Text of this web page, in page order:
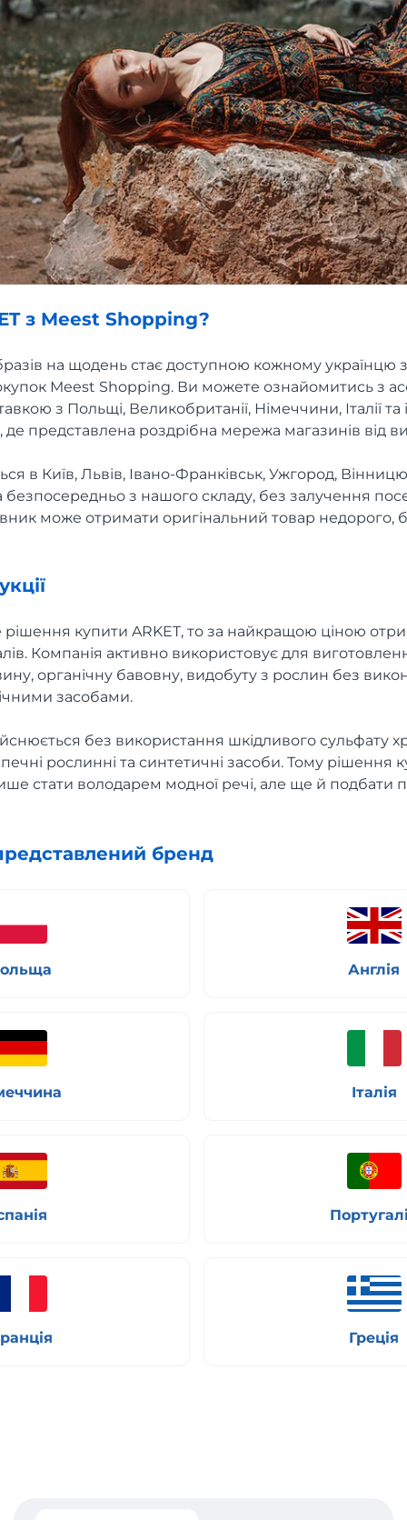
з Meest Shopping?
на щодень стає доступною кожному українцю
Meest Shopping. Ви можете ознайомитись з
з Польщі, Великобританії, Німеччини, Італії та
де представлена роздрібна мережа магазинів від
в Київ, Львів, Івано-Франківськ, Ужгород,
безпосередньо з нашого складу, без залучення
може отримати оригінальний товар недорого,
купити ARKET, то за найкращою ціною
Компанія активно використовує для
органічну бавовну, видобуту з рослин без
засобами.
без використання шкідливого сульфату
рослинні та синтетичні засоби. Тому рішення
стати володарем модної речі, але ще й подбати
бренд
Англія
Італія
Греція